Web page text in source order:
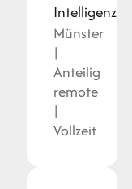
Intelligenz
Münster
|
Anteilig
remote
|
Vollzeit